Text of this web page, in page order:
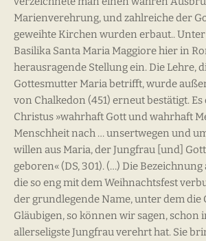
Marienverehrung, und zahlreiche der
geweihte Kirchen wurden erbaut..
Basilika Santa Maria Maggiore hier in
herausragende Stellung ein. Die Lehre,
Gottesmutter Maria betrifft, wurde
von Chalkedon (451) erneut bestätigt.
Christus »wahrhaft Gott und wahrhaft
Menschheit nach … unsertwegen und
willen aus Maria, der Jungfrau [und]
geboren« (DS, 301). (…) Die
die so eng mit dem Weihnachtsfest
der grundlegende Name, unter dem die
Gläubigen, so können wir sagen, schon
allerseligste Jungfrau verehrt hat. Sie